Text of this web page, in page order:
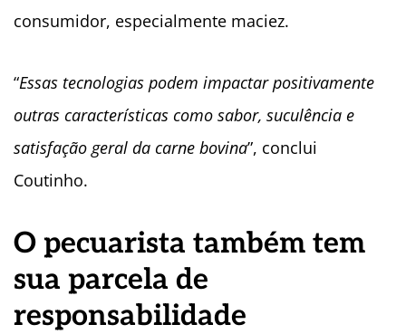
consumidor, especialmente maciez.
“Essas tecnologias podem impactar positivamente
outras características como sabor, suculência e
satisfação geral da carne bovina”, conclui
Coutinho.
O pecuarista também tem
sua parcela de
responsabilidade